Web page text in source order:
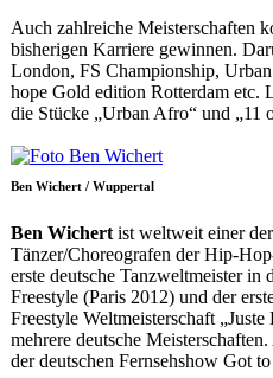
Auch zahlreiche Meisterschaften
bisherigen Karriere gewinnen.
London, FS Championship,
hope Gold edition Rotterdam etc.
die Stücke „Urban Afro“ und „11
Ben Wichert / Wuppertal
Ben Wichert ist weltweit einer
Tänzer/Choreografen der Hip-
erste deutsche Tanzweltmeister
Freestyle (Paris 2012) und der
Freestyle Weltmeisterschaft
mehrere deutsche
der deutschen Fernsehshow Got